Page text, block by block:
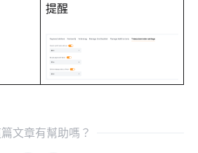
提醒
文章有幫助嗎？